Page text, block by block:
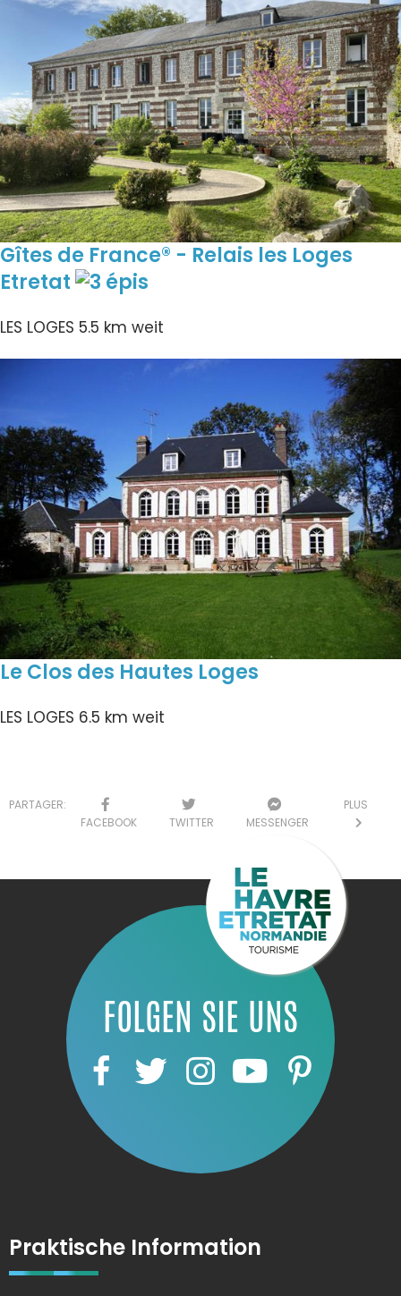
Gîtes de France® - Relais les Loges
Etretat
LES LOGES 5.5 km weit
Le Clos des Hautes Loges
LES LOGES 6.5 km weit
PARTAGER:
FACEBOOK
TWITTER MESSENGER
PLUS
FOLGEN SIE UNS
Praktische Information